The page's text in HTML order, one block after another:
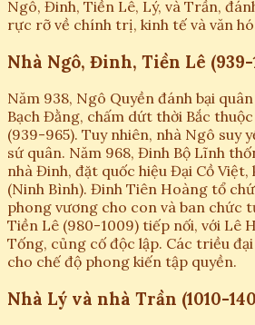
Ngô, Đinh, Tiền Lê, Lý, và Trần,
rực rỡ về chính trị, kinh tế và văn
Nhà Ngô, Đinh, Tiền Lê (939-
Năm 938, Ngô Quyền đánh bại
Bạch Đằng, chấm dứt thời Bắc
(939-965). Tuy nhiên, nhà Ngô suy
sứ quân. Năm 968, Đinh Bộ Lĩnh
nhà Đinh, đặt quốc hiệu Đại Cồ
(Ninh Bình). Đinh Tiên Hoàng tổ
phong vương cho con và ban chức
Tiền Lê (980-1009) tiếp nối, với Lê
Tống, củng cố độc lập. Các triều
cho chế độ phong kiến tập quyền.
Nhà Lý và nhà Trần (1010-